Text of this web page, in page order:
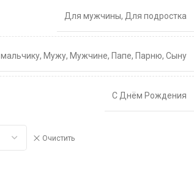
Для мужчины, Для подростка
мальчику, Мужу, Мужчине, Папе, Парню, Сыну
С Днём Рождения
Очистить